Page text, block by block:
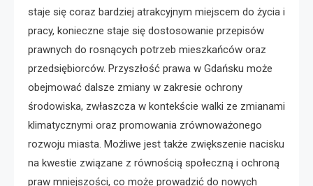
staje się coraz bardziej atrakcyjnym miejscem do życia i
pracy, konieczne staje się dostosowanie przepisów
prawnych do rosnących potrzeb mieszkańców oraz
przedsiębiorców. Przyszłość prawa w Gdańsku może
obejmować dalsze zmiany w zakresie ochrony
środowiska, zwłaszcza w kontekście walki ze zmianami
klimatycznymi oraz promowania zrównoważonego
rozwoju miasta. Możliwe jest także zwiększenie nacisku
na kwestie związane z równością społeczną i ochroną
praw mniejszości, co może prowadzić do nowych